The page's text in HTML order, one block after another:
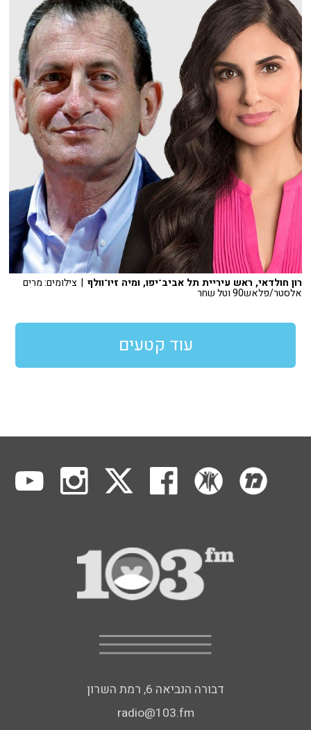
רון חולדאי, ראש עיריית תל אביב־יפו, ומיה זיו־וולף | צילומים: מרים
אלסטר/פלאש90 וטל שחר
עוד קטעים
דבורה הנביאה 6, רמת השרון
radio@103.fm